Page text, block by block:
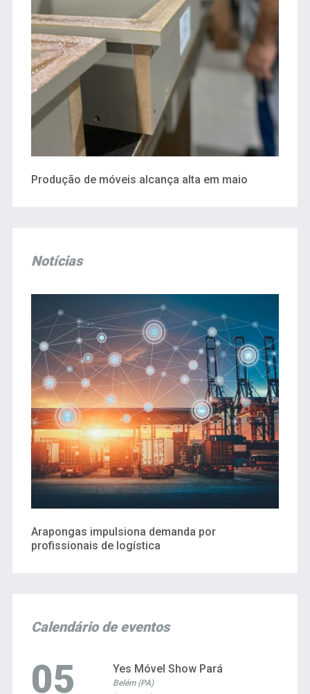
Produção de móveis alcança alta em maio
Notícias
Arapongas impulsiona demanda por
profissionais de logística
Calendário de eventos
05 Yes Móvel Show Pará
Belém (PA)